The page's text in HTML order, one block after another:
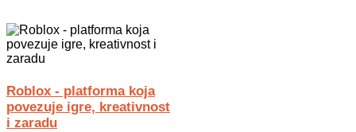
Roblox - platforma koja
povezuje igre, kreativnost
i zaradu